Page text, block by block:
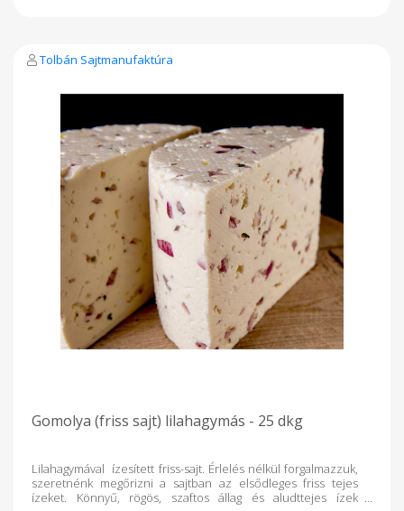
Tolbán Sajtmanufaktúra
Gomolya (friss sajt) lilahagymás - 25 dkg
Lilahagymával ízesített friss-sajt. Érlelés nélkül forgalmazzuk,
szeretnénk megőrizni a sajtban az elsődleges friss tejes
ízeket. Könnyű, rögös, szaftos állag és aludttejes ízek